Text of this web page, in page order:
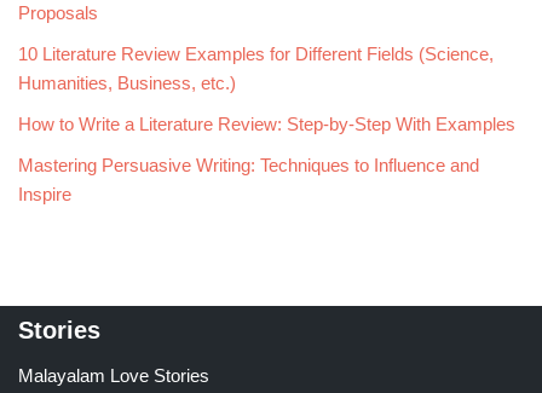
Proposals
10 Literature Review Examples for Different Fields (Science,
Humanities, Business, etc.)
How to Write a Literature Review: Step-by-Step With Examples
Mastering Persuasive Writing: Techniques to Influence and
Inspire
Stories
Malayalam Love Stories